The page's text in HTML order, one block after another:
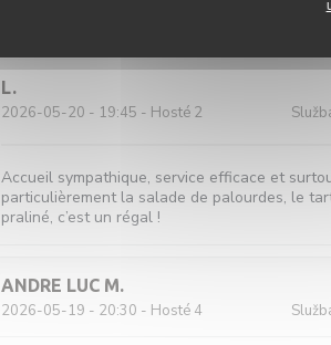
L
2026-05-20 - 19:45 - Hosté 2
Accueil sympathique, service efficace et
particulièrement la salade de palourdes, le
praliné, c’est un régal !
ANDRE LUC M
2026-05-19 - 20:30 - Hosté 4